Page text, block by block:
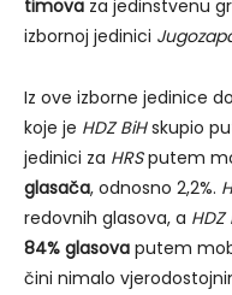
timova za jedinstvenu
izbornoj jedinici
Iz ove izborne jedinice
koje je HDZ BiHskupio
jedinici za HRSputem
glasača, odnosno 2,2%.
redovnih glasova, a HDZ
84% glasova putem
čini nimalo